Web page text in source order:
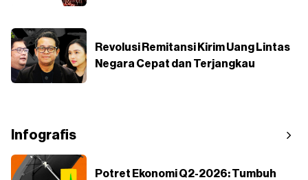
Revolusi Remitansi Kirim Uang Lintas
Negara Cepat dan Terjangkau
Infografis
Potret Ekonomi Q2-2026: Tumbuh